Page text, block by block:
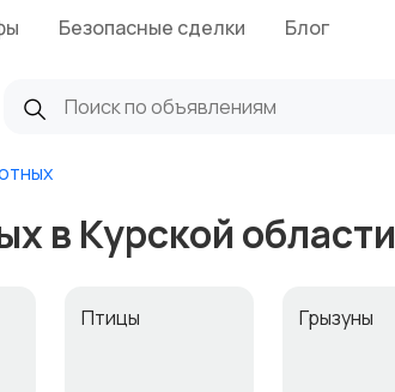
Безопасные сделки Блог
в Курской области
Птицы Грызуны